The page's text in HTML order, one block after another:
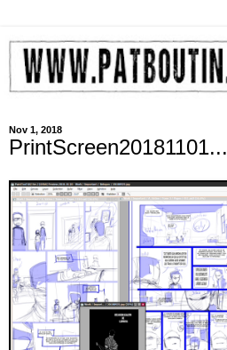
Nov 1, 2018
PrintScreen20181101...